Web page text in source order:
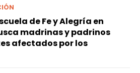
de Fe y Alegría en
madrinas y padrinos
afectados por los